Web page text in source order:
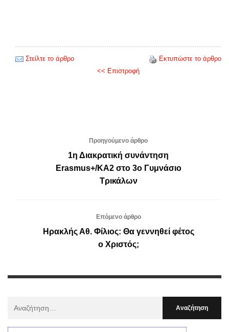
Στείλτε το άρθρο
Εκτυπώστε το άρθρο
<< Επιστροφή
Προηγούμενο άρθρο
1η Διακρατική συνάντηση
Erasmus+/KA2 στο 3ο Γυμνάσιο
Τρικάλων
Επόμενο άρθρο
Ηρακλής Αθ. Φίλιος: Θα γεννηθεί φέτος
ο Χριστός;
: